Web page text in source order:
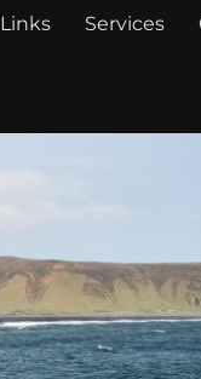
Links Services